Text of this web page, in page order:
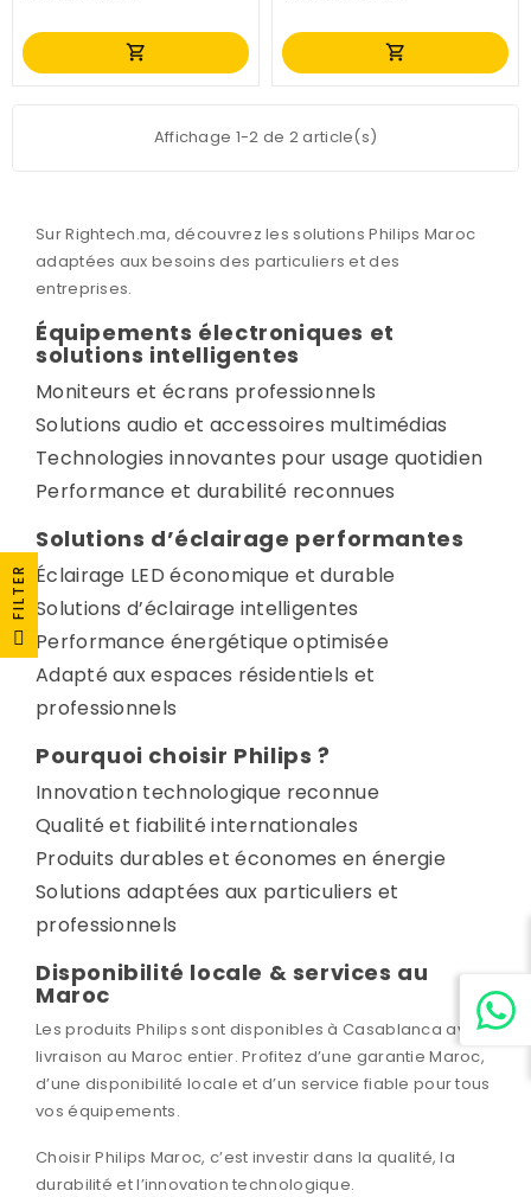
Prix
shopping_cart
Prix
shopping_cart
Affichage 1-2 de 2 article(s)
Sur Rightech.ma, découvrez les solutionsPhilips Maroc
adaptées aux besoins des particuliers et des
entreprises.
Équipements électroniques et
solutions intelligentes
Moniteurs et écrans professionnels
Solutions audio et accessoires multimédias
Technologies innovantes pour usage quotidien
Performance et durabilité reconnues
Solutions d’éclairage performantes
Éclairage LED économique et durable
Solutions d’éclairage intelligentes
Performance énergétique optimisée
Adapté aux espaces résidentiels et
professionnels
Pourquoi choisir Philips ?
Innovation technologique reconnue
Qualité et fiabilité internationales
Produits durables et économes en énergie
Solutions adaptées aux particuliers et
professionnels
Disponibilité locale & services au
Maroc
Les produits Philips sont disponibles à Casablanca avec
livraison au Maroc entier. Profitez d’une garantie Maroc,
d’une disponibilité locale et d’un service fiable pour tous
vos équipements.
Choisir Philips Maroc, c’est investir dans la qualité, la
durabilité et l’innovation technologique.
FILTER